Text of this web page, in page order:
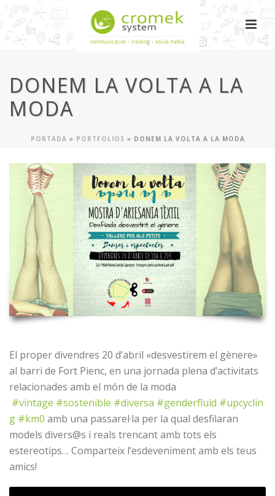
DONEM LA VOLTA A LA
MODA
PORTADA » PORTFOLIOS » DONEM LA VOLTA A LA MODA
El proper divendres 20 d’abril «desvestirem el gènere»
al barri de Fort Pienc, en una jornada plena d’activitats
relacionades amb el món de la moda
#vintage #sostenible #diversa #genderfluid #upcyclin
g #km0 amb una passarel·la per la qual desfilaran
models divers@s i reals trencant amb tots els
estereotips… Comparteix l’esdeveniment amb els teus
amics!